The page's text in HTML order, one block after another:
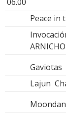
Peace in
ARNICHO
Gaviotas
Lajun